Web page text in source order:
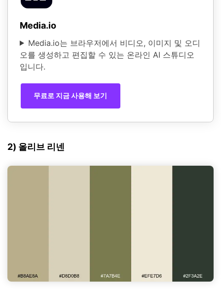
Media.io
Media.io는 브라우저에서 비디오, 이미지 및 오디
오를 생성하고 편집할 수 있는 온라인 AI 스튜디오
입니다.
무료로 지금 사용해 보기
2) 올리브 리넨